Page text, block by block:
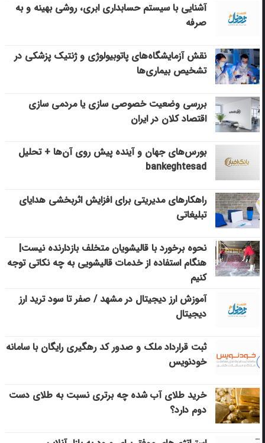
آشنایی با سیستم حسابداری ابری، روشی بهینه و به
صرفه
نقش آزمایشگاه‌های پاتوبیولوژی و ژنتیک پزشکی در
تشخیص بیماری‌ها
بررسی وضعیت خصوصی سازی یا مردمی سازی
اقتصاد کلان در ایران
بورس‌های جهان و آینده پیش روی آن‌ها + تحلیل
bankeghtesad
راهکارهای مدیریتی برای افزایش اثربخشی هدایای
تبلیغاتی
نحوه برخورد با قالیشویان متخلف بازدارنده نیست|
هنگام استفاده از خدمات قالیشویی به چه نکاتی توجه
کنیم
آموزش ارز دیجیتال در مشهد / صفر تا سود ترید ارز
دیجیتال
ثبت قرارداد ملک و صدور کد رهگیری رایگان با سامانه
خودنویس
خرید طلای آب شده چه برتری نسبت به طلای دست
دوم دارد؟